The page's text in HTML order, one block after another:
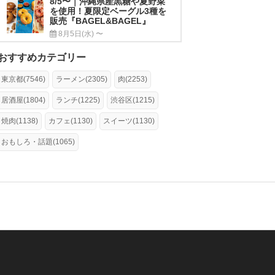
を使用！夏限定ベーグル3種を
販売『BAGEL&BAGEL』
8月5日(水) 〜
すすめカテゴリー
東京都(7546) ラーメン(2305) 肉(2253)
居酒屋(1804) ランチ(1225) 渋谷区(1215)
焼肉(1138) カフェ(1130) スイーツ(1130)
おもしろ・話題(1065)